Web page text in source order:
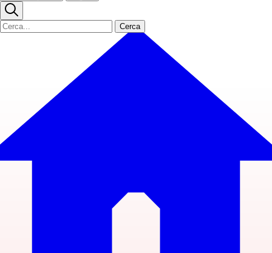
Cerca